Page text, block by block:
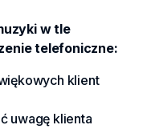
w tle
telefoniczne:
klient
uwagę klienta